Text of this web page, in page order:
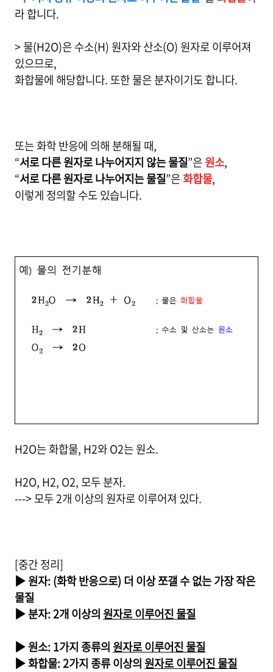
라 합니다.
> 물(H2O)은 수소(H) 원자와 산소(O) 원자로 이루어져
있으므로,
화합물에 해당합니다. 또한 물은 분자이기도 합니다.
또는 화학 반응에 의해 분해될 때,
“서로 다른 원자로 나누어지지 않는 물질”은원소,
“서로 다른 원자로 나누어지는 물질”은화합물,
이렇게 정의할 수도 있습니다.
H2O는 화합물, H2와 O2는 원소.
H2O, H2, O2, 모두 분자.
---> 모두 2개 이상의 원자로 이루어져 있다.
[중간 정리]
▶ 원자: (화학 반응으로) 더 이상 쪼갤 수 없는 가장 작은
물질
▶ 분자: 2개 이상의 원자로 이루어진 물질
▶ 원소: 1가지 종류의 원자로 이루어진 물질
▶ 화합물: 2가지 종류 이상의 원자로 이루어진 물질